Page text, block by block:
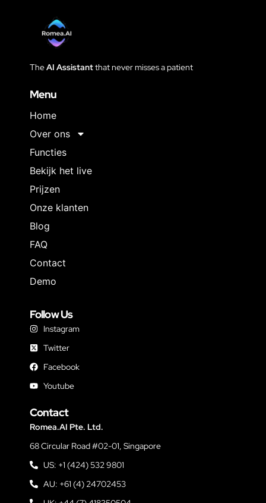
TheAI Assistantthat nevermisses a patient
Menu
Home
Over ons
Functies
Bekijk het live
Prijzen
Onze klanten
Blog
FAQ
Contact
Demo
Follow Us
Instagram
Twitter
Facebook
Youtube
Contact
Romea.AI Pte. Ltd.
68 Circular Road #02-01, Singapore
US: +1 (424) 532 9801
AU: +61 (4) 24702453